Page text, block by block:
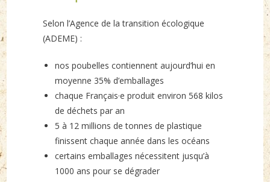
Selon l’Agence de la transition écologique
(ADEME) :
nos poubelles contiennent aujourd’hui en
moyenne 35% d’emballages
chaque Français·e produit environ 568 kilos
de déchets par an
5 à 12 millions de tonnes de plastique
finissent chaque année dans les océans
certains emballages nécessitent jusqu’à
1000 ans pour se dégrader